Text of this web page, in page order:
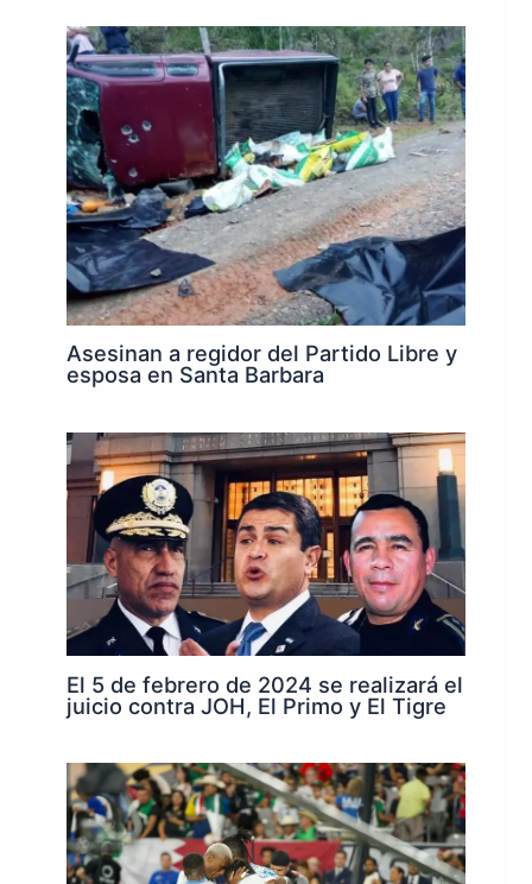
Asesinan a regidor del Partido Libre y
esposa en Santa Barbara
El 5 de febrero de 2024 se realizará el
juicio contra JOH, El Primo y El Tigre